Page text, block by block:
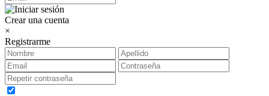
Crear una cuenta
×
Registrarme